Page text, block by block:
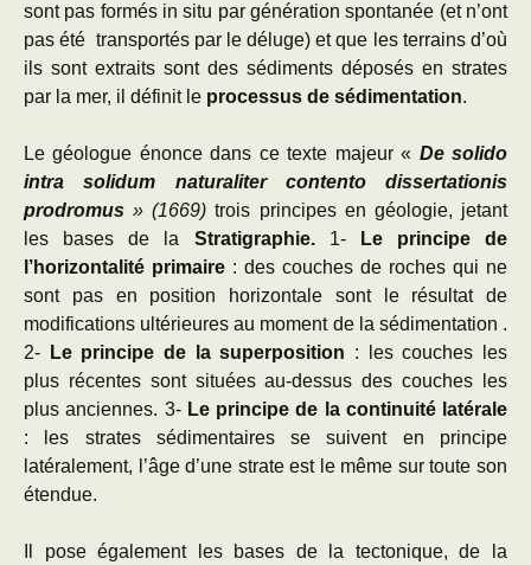
sont pas formés in situ par génération spontanée (et n’ont
pas été transportés par le déluge) et que les terrains d’où
ils sont extraits sont des sédiments déposés en strates
par la mer, il définit le processus de sédimentation.
Le géologue énonce dans ce texte majeur « De solido
intra solidum naturaliter contento dissertationis
prodromus » (1669)trois principes en géologie, jetant
les bases de la Stratigraphie. 1-
Le principe de
l’horizontalité primaire : des couches de roches qui ne
sont pas en position horizontale sont le résultat de
modifications ultérieures au moment de la sédimentation .
2-
Le principe de la superposition : les couches les
plus récentes sont situées au-dessus des couches les
plus anciennes. 3- Le principe de la continuité latérale
: les strates sédimentaires se suivent en principe
latéralement, l’âge d’une strate est le même sur toute son
étendue.
Il pose également les bases de la tectonique, de la